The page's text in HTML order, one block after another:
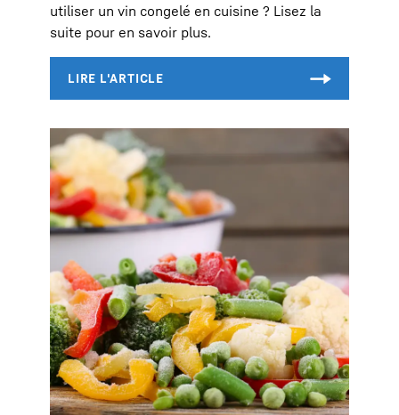
utiliser un vin congelé en cuisine ? Lisez la
suite pour en savoir plus.